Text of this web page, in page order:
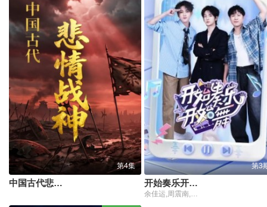
第4集
中国古代悲情战神
第3
开始奏乐开始舞
余佳运,周震南,张星特